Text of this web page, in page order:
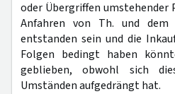
oder Übergriffen umstehender
Anfahren von Th. und dem
entstanden sein und die
Folgen bedingt haben
geblieben, obwohl sich
Umständen aufgedrängt hat.